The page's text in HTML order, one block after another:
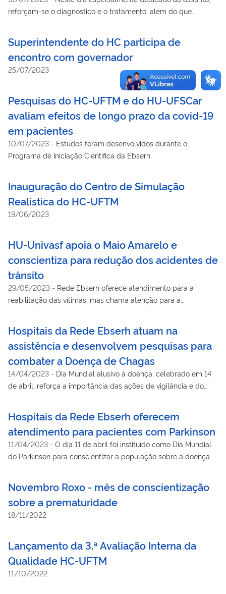
reforçam-se o diagnóstico e o tratamento, além do que
Superintendente do HC participa de
encontro com governador
25/07/2023
Pesquisas do HC-UFTM e do HU-UFSCar
avaliam efeitos de longo prazo da covid-19
em pacientes
10/07/2023 - Estudos foram desenvolvidos durante o
Programa de Iniciação Científica da Ebserh
Inauguração do Centro de Simulação
Realística do HC-UFTM
19/06/2023
HU-Univasf apoia o Maio Amarelo e
conscientiza para redução dos acidentes de
trânsito
29/05/2023 - Rede Ebserh oferece atendimento para a
reabilitação das vítimas, mas chama atenção para a
Hospitais da Rede Ebserh atuam na
assistência e desenvolvem pesquisas para
combater a Doença de Chagas
14/04/2023 - Dia Mundial alusivo à doença, celebrado em 14
de abril, reforça a importância das ações de vigilância e do
pesquisas sobre a doença.
Hospitais da Rede Ebserh oferecem
atendimento para pacientes com Parkinson
11/04/2023 - O dia 11 de abril foi instituído como Dia Mundial
do Parkinson para conscientizar a população sobre a doença.
Novembro Roxo - mês de conscientização
sobre a prematuridade
18/11/2022
Lançamento da 3.ª Avaliação Interna da
Qualidade HC-UFTM
11/10/2022